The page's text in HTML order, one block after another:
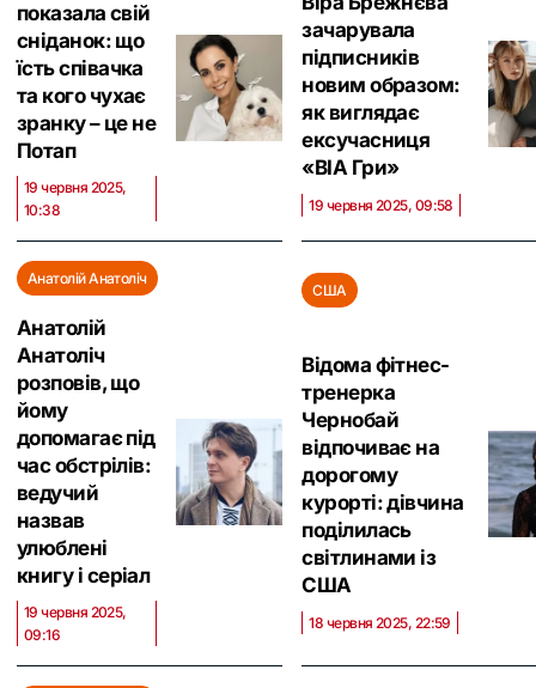
показала свій
сніданок: що
їсть співачка
та кого чухає
зранку – це не
Потап
19 червня 2025,
10:38
зачарувала
підписників
новим образом:
як виглядає
ексучасниця
«ВІА Гри»
19 червня 2025, 09:58
Анатолій Анатоліч
Анатолій
Анатоліч
розповів, що
йому
допомагає під
час обстрілів:
ведучий
назвав
улюблені
книгу і серіал
19 червня 2025,
09:16
США
Відома фітнес-
тренерка
Чернобай
відпочиває на
дорогому
курорті: дівчина
поділилась
світлинами із
США
18 червня 2025, 22:59